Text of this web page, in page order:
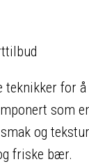
teknikker for å
som
og
friske bær​.